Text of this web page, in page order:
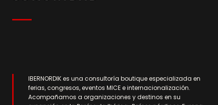
IBERNORDIK es una consultoría boutique especializada en
ferias, congresos, eventos MICE e internacionalización.
Acompañamos a organizaciones y destinos en su